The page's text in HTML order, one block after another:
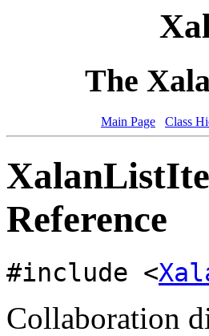
The
Main Page Class
Reference
#include <
Collaboration